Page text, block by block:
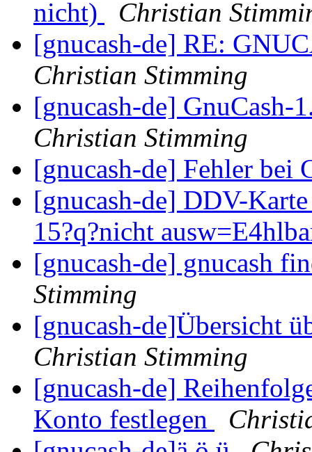
nicht)
Christian
[gnucash-de] RE:
Christian Stimming
[gnucash-de]
Christian Stimming
[gnucash-de] Fehler bei
[gnucash-de] DDV-
15?q?nicht
[gnucash-de] gnucash
Stimming
[gnucash-de]Übersicht
Christian Stimming
[gnucash-de]
Konto festlegen